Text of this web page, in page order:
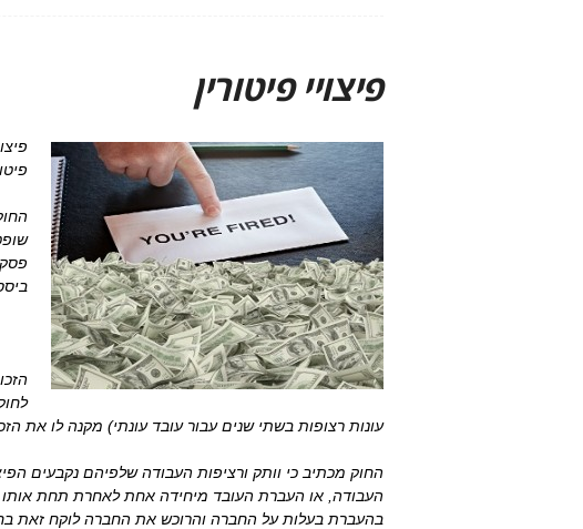
פיצויי פיטורין
עונות רצופות בשתי שנים עבור עובד עונתי) מקנה לו את
החוק מכתיב כי וותק ורציפות העבודה שלפיהם נקבעים
העבודה, או העברת העובד מיחידה אחת לאחרת תחת אותו
בהעברת בעלות על החברה והרוכש את החברה לוקח זאת